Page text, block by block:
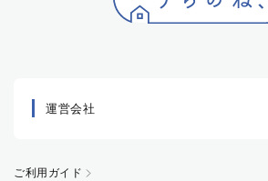
運営会社
ご利用ガイド